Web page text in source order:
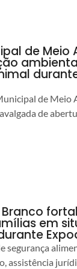
de Meio
de Meio
de
Branco
em
segurança
assistência